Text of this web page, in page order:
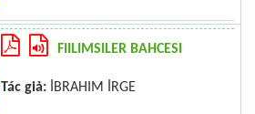
FIILIMSILER BAHCESI
Tác giả: İBRAHIM İRGE